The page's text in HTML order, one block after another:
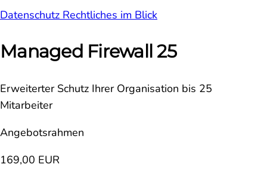
Datenschutz Rechtliches im Blick
Managed Firewall 25
Erweiterter Schutz Ihrer Organisation bis 25
Mitarbeiter
Angebotsrahmen
169,00 EUR